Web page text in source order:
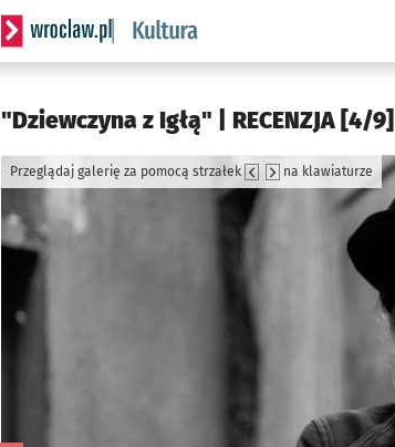
Serwis informacyjny wroclaw.pl podserwis: Kultura
"Dziewczyna z Igłą" | RECENZJA [4/9]
Przeglądaj galerię za pomocą strzałek na klawiaturze